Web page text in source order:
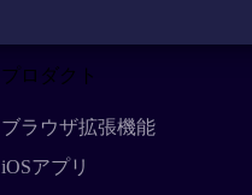
プロダクト
ブラウザ拡張機能
iOSアプリ